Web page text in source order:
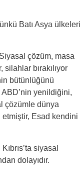
Batı Asya ülkeleri
çözüm, masa
bırakılıyor
bütünlüğünü
ABD’nin yenildiğini,
çözümle dünya
etmiştir, Esad kendini
siyasal
dolayıdır.